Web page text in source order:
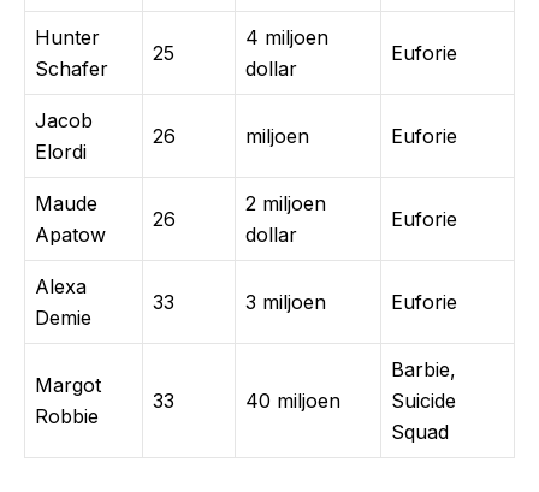
Hunter
Schafer
25
4 miljoen
dollar
Euforie
Jacob
Elordi
26 miljoen Euforie
Maude
Apatow
26
2 miljoen
dollar
Euforie
Alexa
Demie
33 3 miljoen Euforie
Margot
Robbie
33 40 miljoen
Barbie,
Suicide
Squad